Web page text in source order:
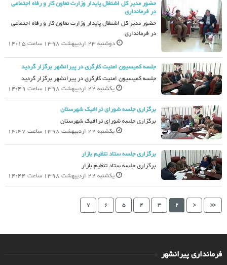
حضور مدیر کل اشتغال پایدار وزارت تعاون کار و رفاه اجتماعی
در فرمانداری
حضور مدیر کل اشتغال پایدار وزارت تعاون کار و رفاه اجتماعی
در فرمانداری
دوشنبه 23 اردیبهشت 1398 ساعت 14:15
جلسه کمیسیون امنیت کارگری در پیرانشهر برگزار گردید
جلسه کمیسیون امنیت کارگری در پیرانشهر برگزار گردید
یکشنبه 22 اردیبهشت 1398 ساعت 14:49
برگزاری جلسه شورای ترافیک شهرستان
برگزاری جلسه شورای ترافیک شهرستان
یکشنبه 22 اردیبهشت 1398 ساعت 14:47
برگزاری جلسه ستاد تنظیم بازار
برگزاری جلسه ستاد تنظیم بازار
یکشنبه 22 اردیبهشت 1398 ساعت 14:44
<<
<
2
3
4
5
6
7
فرمانداری پیرانشهر